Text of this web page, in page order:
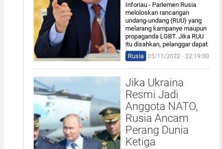
Inforiau - Parlemen Rusia
meloloskan rancangan
undang-undang (RUU) yang
melarang kampanye maupun
propaganda LGBT. Jika RUU
itu disahkan, pelanggar dapat
Rusia
25/11/2022 ⋅ 22:19:00
Jika Ukraina
Resmi Jadi
Anggota NATO,
Rusia Ancam
Perang Dunia
Ketiga